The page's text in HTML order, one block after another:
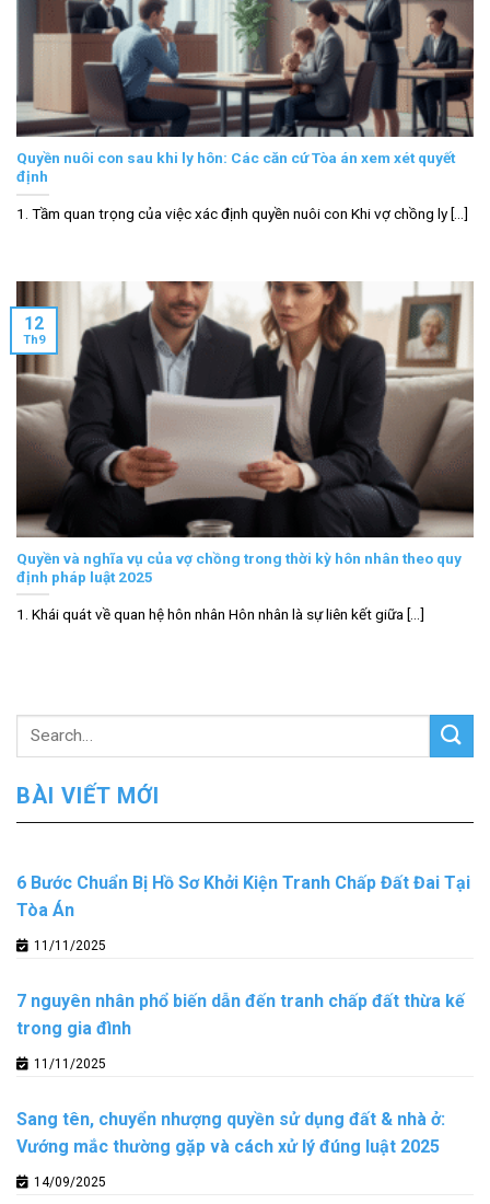
Quyền nuôi con sau khi ly hôn: Các căn cứ Tòa án xem xét quyết
định
1. Tầm quan trọng của việc xác định quyền nuôi con Khi vợ chồng ly [...]
Quyền và nghĩa vụ của vợ chồng trong thời kỳ hôn nhân theo quy
định pháp luật 2025
1. Khái quát về quan hệ hôn nhân Hôn nhân là sự liên kết giữa [...]
12
Th9
BÀI VIẾT MỚI
6 Bước Chuẩn Bị Hồ Sơ Khởi Kiện Tranh Chấp Đất Đai Tại
Tòa Án
11/11/2025
7 nguyên nhân phổ biến dẫn đến tranh chấp đất thừa kế
trong gia đình
11/11/2025
Sang tên, chuyển nhượng quyền sử dụng đất & nhà ở:
Vướng mắc thường gặp và cách xử lý đúng luật 2025
14/09/2025